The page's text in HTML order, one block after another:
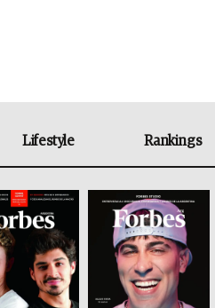
Lifestyle Rankings